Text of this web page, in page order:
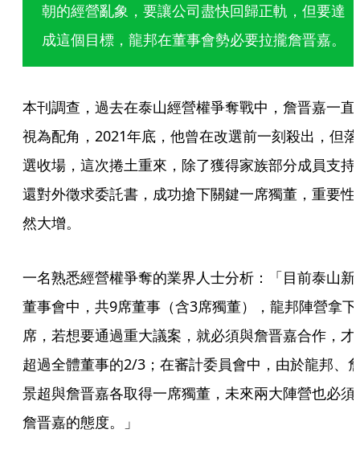
朝的經營亂象，要讓公司盡快回歸正軌，但要達
成這個目標，龍邦在董事會勢必要拉攏詹晋嘉。
本刊調查，過去在泰山經營權爭奪戰中，詹晋嘉一直
視為配角，2021年底，他曾在改選前一刻殺出，但落
選收場，這次捲土重來，除了獲得家族部分成員支持
還對外徵求委託書，成功搶下關鍵一席獨董，重要性
然大增。
一名熟悉經營權爭奪的業界人士分析：「目前泰山新
董事會中，共9席董事（含3席獨董），龍邦陣營拿
席，若想要通過重大議案，就必須與詹晋嘉合作，才
超過全體董事的2/3；在審計委員會中，由於龍邦、
景超與詹晋嘉各取得一席獨董，未來兩大陣營也必須
詹晋嘉的態度。」